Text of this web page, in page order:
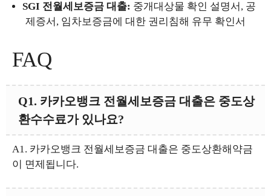
SGI 전월세보증금 대출: 중개대상물 확인 설명서, 공
제증서, 임차보증금에 대한 권리침해 유무 확인서
FAQ
Q1. 카카오뱅크 전월세보증금 대출은 중도상
환수수료가 있나요?
A1. 카카오뱅크 전월세보증금 대출은 중도상환해약금
이 면제됩니다.